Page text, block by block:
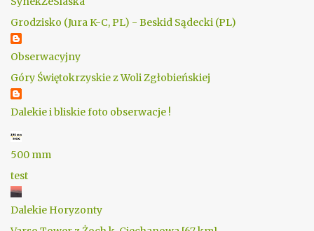
Grodzisko (Jura K-C, PL) - Beskid Sądecki (PL)
Obserwacyjny
Góry Świętokrzyskie z Woli Zgłobieńskiej
Dalekie i bliskie foto obserwacje !
500 mm
test
Dalekie Horyzonty